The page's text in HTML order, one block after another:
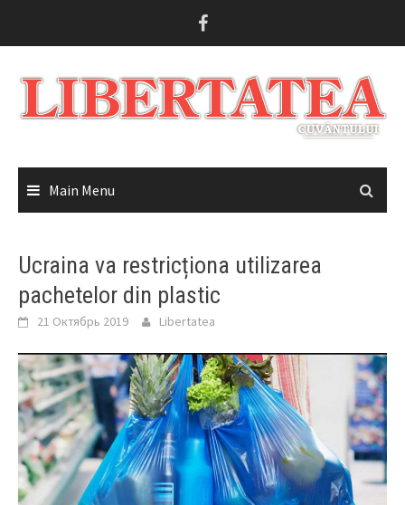
Main Menu
Ucraina va restricționa utilizarea
pachetelor din plastic
21 Октябрь 2019 Libertatea